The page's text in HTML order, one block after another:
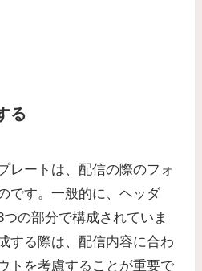
る
レートは、配信の際のフォ
です。一般的に、ヘッダ
の部分で構成されていま
する際は、配信内容に合わ
トを考慮することが重要で